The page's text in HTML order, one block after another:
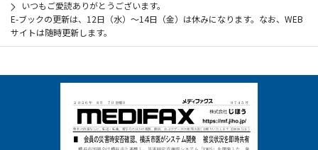
いつもご愛読ありがとうございます。
E-ブックの更新は、12日（水）～14日（金）は休みになります。なお、WEB
サイトは随時更新します。